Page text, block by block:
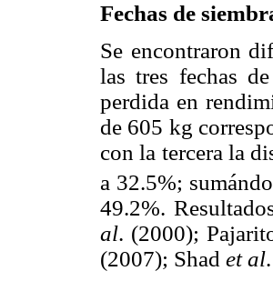
Fechas de
Se encontraron
las tres fechas
perdida en
de 605 kg
con la tercera la
a 32.5%;
49.2%.
al. (2000);
(2007); Shad et al